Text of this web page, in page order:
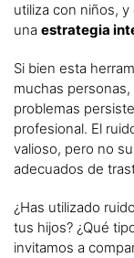
utiliza con niños,
una estrategia
Si bien esta
muchas
problemas
profesional. El
valioso, pero no
adecuados de
¿Has utilizado
tus hijos? ¿Qué
invitamos a